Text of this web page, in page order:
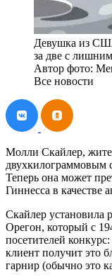
Девушка из
за две с
Автор фото:
Все новости
Молли Скайлер,
двухкилограммовым
Теперь она может
Гиннесса в качестве
Скайлер установила
Орегон, который с
посетителей
клиент получит это
гарнир (обычно это